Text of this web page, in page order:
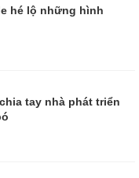
hé lộ những hình
chia tay nhà phát triển